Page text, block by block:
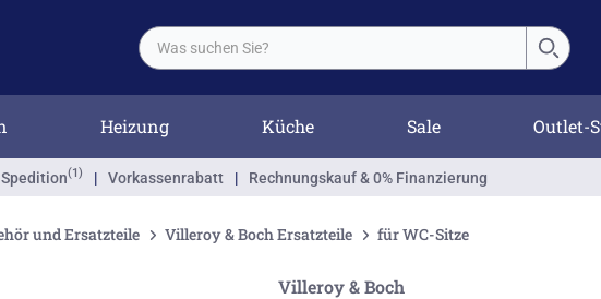
Heizung Küche Sale Outlet-
(1) | Vorkassenrabatt | Rechnungskauf & 0% Finanzierung
und Ersatzteile Villeroy & Boch Ersatzteile für WC-Sitze
Villeroy & Boch